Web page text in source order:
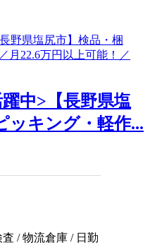
中>【長野県塩
ッキング・軽作...
/ 物流倉庫 / 日勤